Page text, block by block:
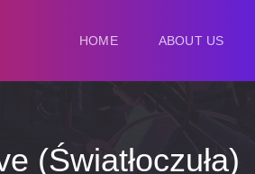
HOME ABOUT US
(Światłoczuła)